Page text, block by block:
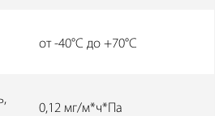
от -40°C до +70°C
0,12 мг/м*ч*Па